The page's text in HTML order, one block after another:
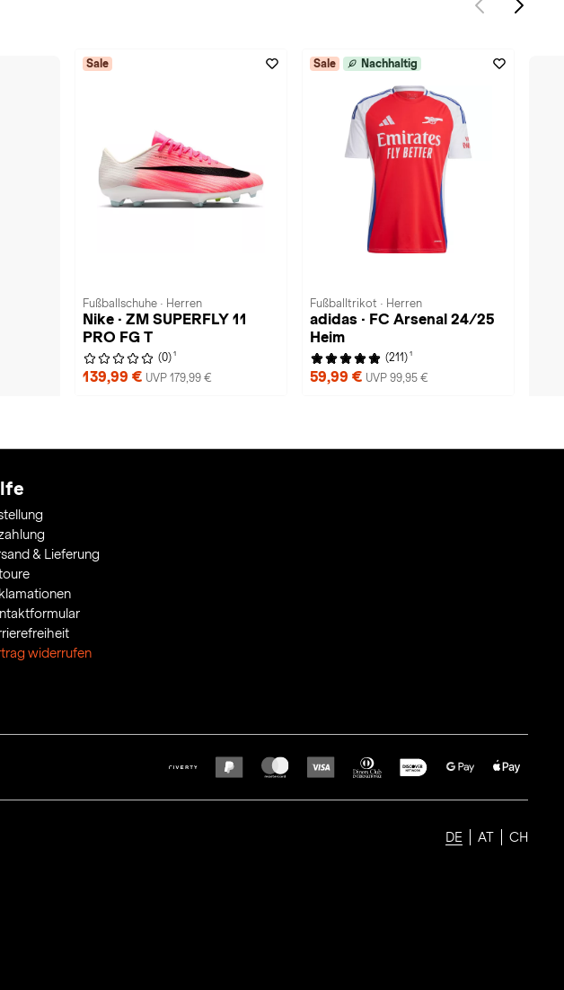
Sale
Fußballschuhe · Herren
Nike · ZM SUPERFLY 11
PRO FG T
(0) 1
139,99 € UVP 179,99 €
Sale Nachhaltig
Fußballtrikot · Herren
adidas · FC Arsenal 24/25
Heim
(211) 1
59,99 € UVP 99,95 €
& Lieferung
widerrufen
DE AT CH